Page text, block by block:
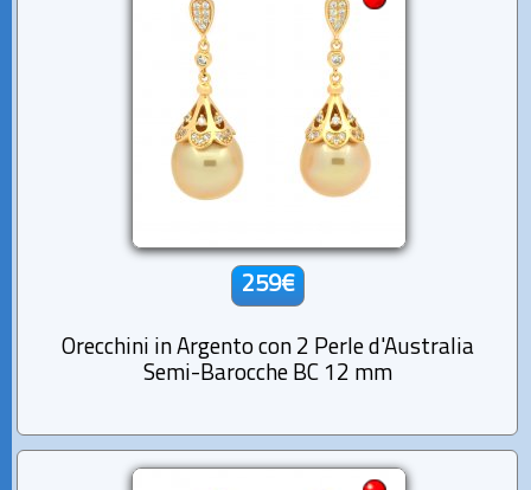
259€
Orecchini in Argento con 2 Perle d'Australia
Semi-Barocche BC 12 mm